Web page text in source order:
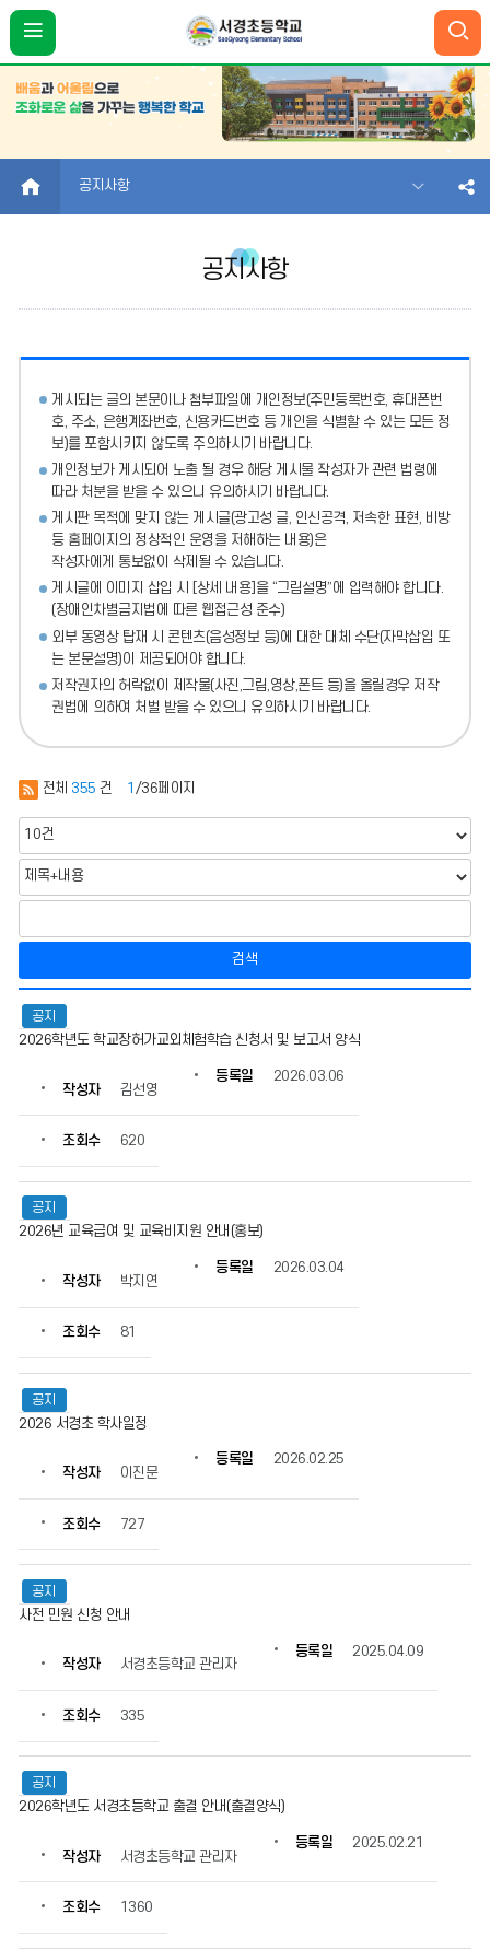
HOME 공지사항
공지사항
게시되는 글의 본문이나 첨부파일에
개인정보(주민등록번호, 휴대폰번
호, 주소, 은행계좌번호, 신용카드번호 등 개인을 식별할 수 있는 모든 정
보)를 포함시키지 않도록 주의하시기 바랍니다.
개인정보가 게시되어 노출 될 경우 해당 게시물 작성자가 관련 법령에
따라 처분을 받을 수 있으니 유의하시기 바랍니다.
게시판 목적에 맞지 않는 게시글(광고성 글, 인신공격, 저속한 표현, 비방
등 홈페이지의 정상적인 운영을 저해하는 내용)은
작성자에게 통보없이 삭제될 수 있습니다.
게시글에 이미지 삽입 시 [상세 내용]을 “그림설명”에 입력해야 합니다.
(장애인차별금지법에 따른 웹접근성 준수)
외부 동영상 탑재 시 콘텐츠(음성정보 등)에 대한 대체 수단(자막삽입 또
는 본문설명)이 제공되어야 합니다.
저작권자의 허락없이 제작물(사진,그림,영상,폰트 등)을 올릴경우 저작
권법에 의하여 처벌 받을 수 있으니 유의하시기 바랍니다.
전체 355 건 1 /36페이지
검색
공
지
사
호,
제
자,
일,
조
회
를
인
할
있
공지
2026학년도 학교장허가교외체험학습 신청서 및 보고서 양식
작성자 김선영
등록일 2026.03.06
조회수 620
공지
2026년 교육급여 및 교육비지원 안내(홍보)
작성자 박지연
등록일 2026.03.04
조회수 81
공지
2026 서경초 학사일정
작성자 이진문
등록일 2026.02.25
조회수 727
공지
사전 민원 신청 안내
작성자 서경초등학교 관리자
등록일 2025.04.09
조회수 335
공지
2026학년도 서경초등학교 출결 안내(출결양식)
작성자 서경초등학교 관리자
등록일 2025.02.21
조회수 1360